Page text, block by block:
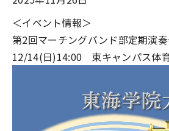
＜イベント情報＞
第2回マーチングバンド部定期演
12/14(日)14:00 東キャンパス体